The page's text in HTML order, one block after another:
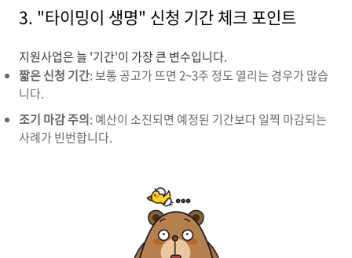
3. "타이밍이 생명" 신청 기간 체크 포인트
지원사업은 늘 '기간'이 가장 큰 변수입니다.
짧은 신청 기간: 보통 공고가 뜨면 2~3주 정도 열리는 경우가 많습
니다.
조기 마감 주의: 예산이 소진되면 예정된 기간보다 일찍 마감되는
사례가 빈번합니다.